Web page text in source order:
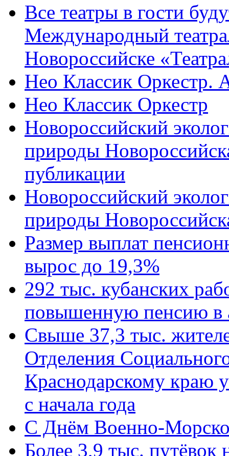
Все театры в гости
Международный
Новороссийске
Нео Классик Оркестр.
Нео Классик Оркестр
Новороссийский
природы
публикации
Новороссийский
природы
Размер выплат
вырос до 19,3%
292 тыс. кубанских
повышенную пенсию в
Свыше 37,3 тыс.
Отделения
Краснодарскому краю
с начала года
C Днём Военно-
Более 3,9 тыс. путёвок